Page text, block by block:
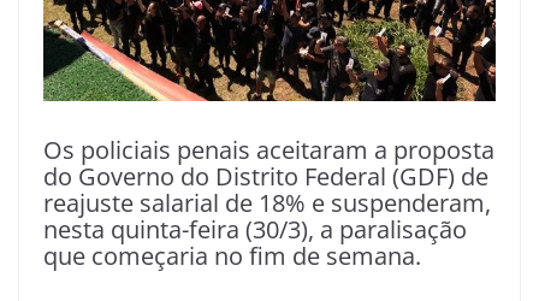
Os policiais penais aceitaram a proposta
do Governo do Distrito Federal (GDF) de
reajuste salarial de 18% e suspenderam,
nesta quinta-feira (30/3), a paralisação
que começaria no fim de semana.